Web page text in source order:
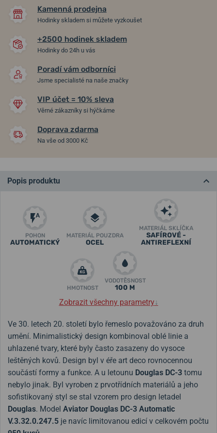
Kamenná prodejna
Hodinky skladem si můžete vyzkoušet
+2500 hodinek skladem
Hodinky do 24h u vás
Poradí vám odborníci
Jsme specialisté na naše značky
VIP účet = 10% sleva
Věrné zákazníky si hýčkáme
Doprava zdarma
Na vše od 3000 Kč
Popis produktu
POHON
AUTOMATICKÝ
MATERIÁL POUZDRA
OCEL
MATERIÁL SKLÍČKA
SAFÍROVÉ -
ANTIREFLEXNÍ
HMOTNOST
VODOTĚSNOST
100 M
Zobrazit všechny parametry↓
Ve 30. letech 20. století bylo řemeslo považováno za druh
umění. Minimalistický design kombinoval oblé linie a
uhlazené tvary, které byly často zasazeny do vysoce
leštěných kovů. Design byl v éře art deco rovnocennou
součástí formy a funkce. A u letounu Douglas DC-3 tomu
nebylo jinak. Byl vyroben z prvotřídních materiálů a jeho
sofistikovaný styl se stal vzorem pro design letadel
Douglas. Model Aviator Douglas DC-3 Automatic
V.3.32.0.247.5 je navíc limitovanou edicí v celkovém počtu